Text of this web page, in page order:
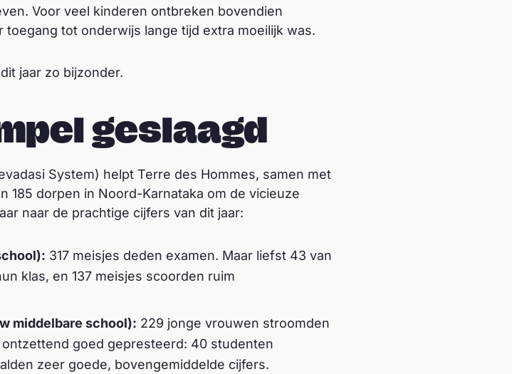
Voor veel kinderen ontbreken bovendien
tot onderwijs lange tijd extra moeilijk was.
jaar zo bijzonder.
geslaagd
System) helpt Terre des Hommes, samen met
185 dorpen in Noord-Karnataka om de vicieuze
naar de prachtige cijfers van dit jaar:
317 meisjes deden examen. Maar liefst 43 van
klas, en 137 meisjes scoorden ruim
middelbare school): 229 jonge vrouwen stroomden
goed gepresteerd: 40 studenten
zeer goede, bovengemiddelde cijfers.